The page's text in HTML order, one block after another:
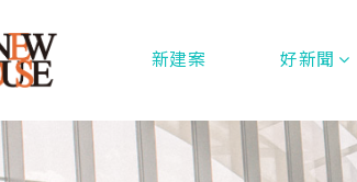
新建案 好新聞